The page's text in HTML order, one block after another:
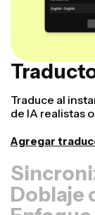
Traduce al
de IA realistas
Agregar
Doblaje